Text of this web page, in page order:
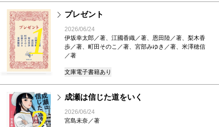
1
プレゼント
2026/06/24
伊坂幸太郎／著、江國香織／著、恩田陸／著、梨木香
歩／著、町田そのこ／著、宮部みゆき／著、米澤穂信
／著
文庫電子書籍あり
成瀬は信じた道をいく
2026/06/24
宮島未奈／著